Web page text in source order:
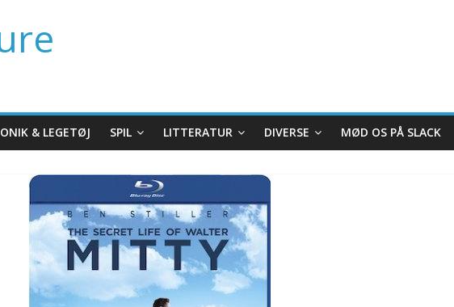
& LEGETØJ SPIL LITTERATUR DIVERSE MØD OS PÅ SLACK